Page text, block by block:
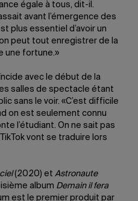
égale à tous, dit-il.
avant l’émergence des
plus essentiel d’avoir un
peut tout enregistrer de la
une fortune.»
avec le début de la
salles de spectacle étant
sans le voir. «C’est difficile
on est seulement connu
l’étudiant. On ne sait pas
vont se traduire lors
(2020) et Astronaute
album Demain il fera
est le premier produit par